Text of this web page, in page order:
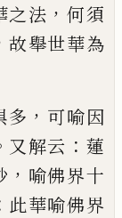
之法 ， 何須
故舉世華為
多 ， 可喻因
又解云 ： 蓮
， 喻佛界十
此華喻佛界